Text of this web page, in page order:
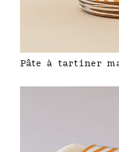
Pâte à tartiner